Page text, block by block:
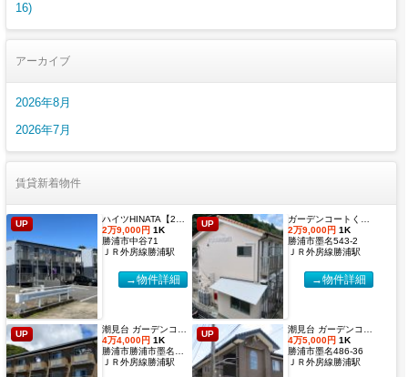
16)
アーカイブ
2026年8月
2026年7月
賃貸新着物件
UP
ハイツHINATA【2027年度国際武道大学生 入居申込受付開始しました！】
2万9,000円 1K
勝浦市中谷71
ＪＲ外房線勝浦駅
→物件詳細
UP
ガーデンコートくすのき 【2027年度国際武道大学生 入居申込受付開始しました！】
2万9,000円 1K
勝浦市墨名543-2
ＪＲ外房線勝浦駅
→物件詳細
UP
潮見台 ガーデンコート２【2027年度国際武道大学生 入居申込受付開始しました！】
4万4,000円 1K
勝浦市勝浦市墨名486-32
ＪＲ外房線勝浦駅
UP
潮見台 ガーデンコート【2027年度国際武道大学生 入居申込受付開始しました！】
4万5,000円 1K
勝浦市墨名486-36
ＪＲ外房線勝浦駅